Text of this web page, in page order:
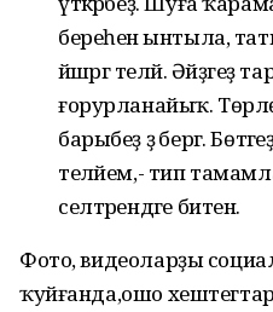
береһенә ынтыла,
йәшәргә теләй. Әйҙәгеҙ
ғорурланайыҡ.
барыбеҙ ҙә бергә.
теләйем,- тип
селтәрендәге битен.
Фото, видеоларҙы социаль
ҡуйғанда,ошо